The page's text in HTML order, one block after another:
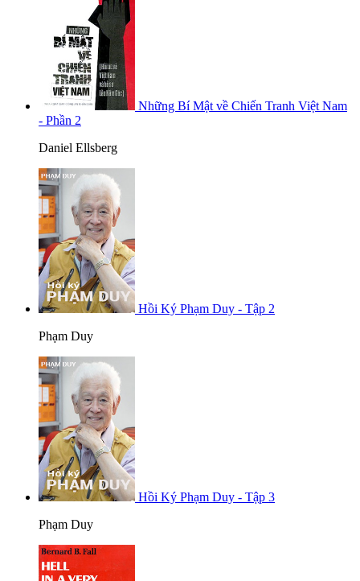
Những Bí Mật về Chiến Tranh Việt Nam
- Phần 2
Daniel Ellsberg
Hồi Ký Phạm Duy - Tập 2
Phạm Duy
Hồi Ký Phạm Duy - Tập 3
Phạm Duy